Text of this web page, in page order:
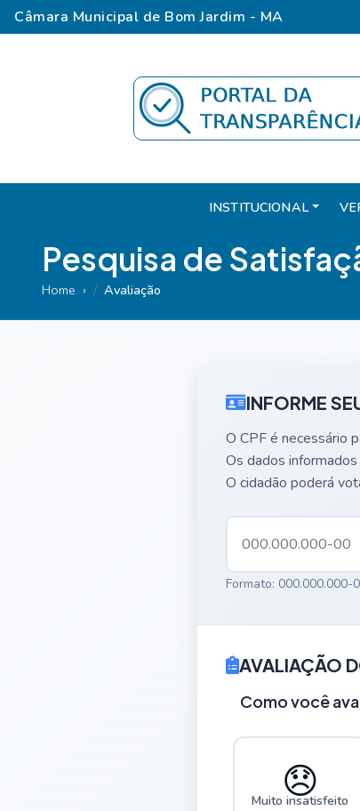
Câmara Municipal de Bom Jardim - MA
INSTITUCIONAL
Pesquisa de
Home Avaliação
INFORME
O CPF é necessário
Os dados
O cidadão poderá
Formato: 000.000.000-
AVALIAÇÃO
Como você
😞
Muito insatisfeito